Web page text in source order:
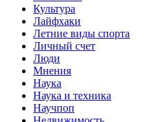
Культура
Лайфхаки
Летние виды спорта
Личный счет
Люди
Мнения
Наука
Наука и техника
Научпоп